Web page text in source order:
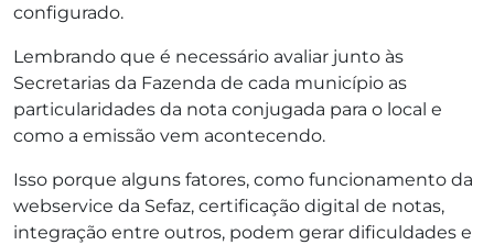
configurado.
Lembrando que é necessário avaliar junto às
Secretarias da Fazenda de cada município as
particularidades da nota conjugada para o local e
como a emissão vem acontecendo.
Isso porque alguns fatores, como funcionamento da
webservice da Sefaz, certificação digital de notas,
integração entre outros, podem gerar dificuldades e